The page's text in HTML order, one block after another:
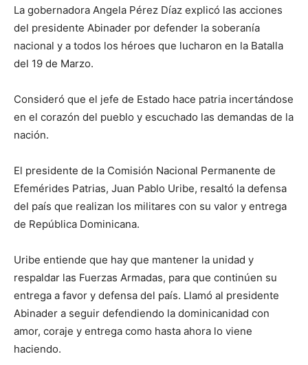
La gobernadora Angela Pérez Díaz explicó las acciones
del presidente Abinader por defender la soberanía
nacional y a todos los héroes que lucharon en la Batalla
del 19 de Marzo.
Consideró que el jefe de Estado hace patria incertándose
en el corazón del pueblo y escuchado las demandas de la
nación.
El presidente de la Comisión Nacional Permanente de
Efemérides Patrias, Juan Pablo Uribe, resaltó la defensa
del país que realizan los militares con su valor y entrega
de República Dominicana.
Uribe entiende que hay que mantener la unidad y
respaldar las Fuerzas Armadas, para que continúen su
entrega a favor y defensa del país. Llamó al presidente
Abinader a seguir defendiendo la dominicanidad con
amor, coraje y entrega como hasta ahora lo viene
haciendo.